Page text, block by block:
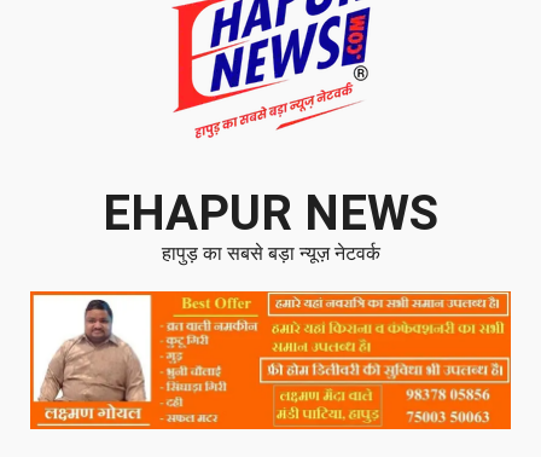
EHAPUR NEWS
हापुड़ का सबसे बड़ा न्यूज़ नेटवर्क